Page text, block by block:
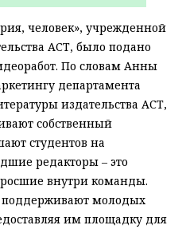
человек», учрежденной
АСТ, было подано
По словам Анны
департамента
издательства АСТ,
собственный
студентов на
редакторы – это
внутри команды.
поддерживают молодых
им площадку для